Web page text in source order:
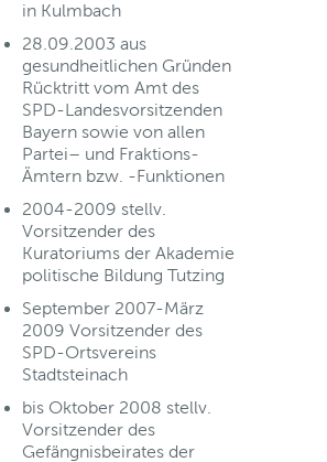
in Kulmbach
28.09.2003 aus
gesundheitlichen Gründen
Rücktritt vom Amt des
SPD-Landesvorsitzenden
Bayern sowie von allen
Partei– und Fraktions-
Ämtern bzw. -Funktionen
2004-2009 stellv.
Vorsitzender des
Kuratoriums der Akademie
politische Bildung Tutzing
September 2007-März
2009 Vorsitzender des
SPD-Ortsvereins
Stadtsteinach
bis Oktober 2008 stellv.
Vorsitzender des
Gefängnisbeirates der